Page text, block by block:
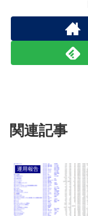
関連記事
運用報告